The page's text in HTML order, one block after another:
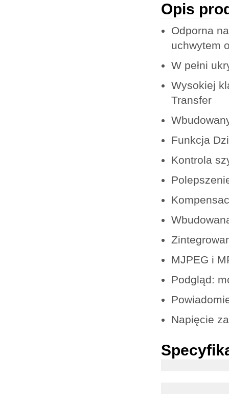
Opis
Odporna
uchwytem
W pełni
Wysokiej
Transfer
Funkcja
Kontrola
MJPEG i
Podgląd:
Napięcie